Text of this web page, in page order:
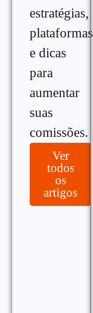
estratégias,
plataformas
e dicas
para
aumentar
suas
comissões.
Ver
todos
os
artigos